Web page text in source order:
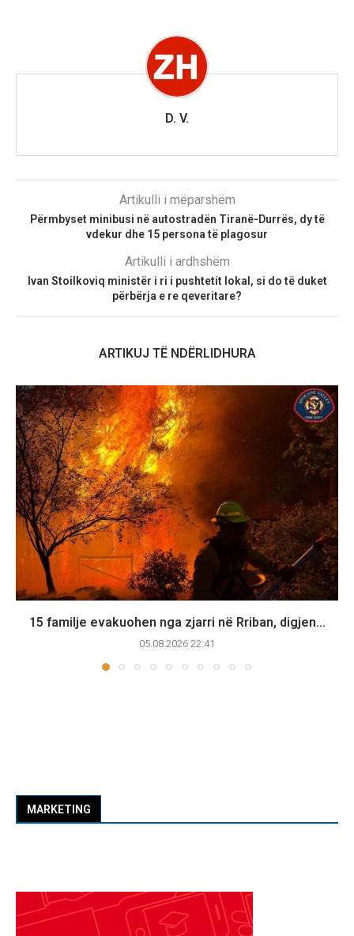
D. V.
Artikulli i mëparshëm
Përmbyset minibusi në autostradën Tiranë-Durrës, dy të
vdekur dhe 15 persona të plagosur
Artikulli i ardhshëm
Ivan Stoilkoviq ministër i ri i pushtetit lokal, si do të duket
përbërja e re qeveritare?
ARTIKUJ TË NDËRLIDHURA
15 familje evakuohen nga zjarri në Rriban, digjen...
05.08.2026 22:41
MARKETING